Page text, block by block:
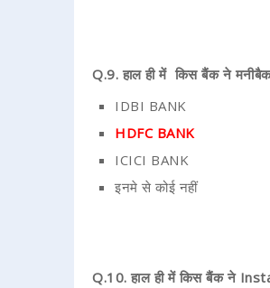
Q.9. हाल ही में किस बैंक ने मनीबैक
IDBI BANK
HDFC BANK
ICICI BANK
इनमे से कोई नहीं
Q.10. हाल ही में किस बैंक ने